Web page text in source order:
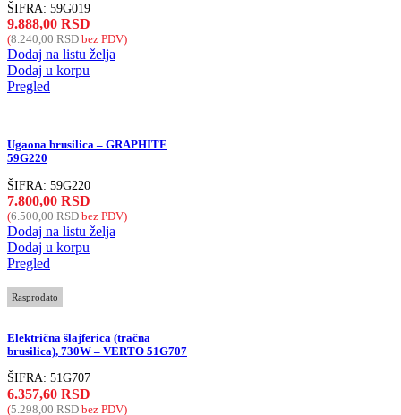
ŠIFRA: 59G019
9.888,00 RSD
(8.240,00 RSD bez PDV)
Dodaj na listu želja
Dodaj u korpu
Pregled
Ugaona brusilica – GRAPHITE
59G220
ŠIFRA: 59G220
7.800,00 RSD
(6.500,00 RSD bez PDV)
Dodaj na listu želja
Dodaj u korpu
Pregled
Rasprodato
Električna šlajferica (tračna
brusilica), 730W – VERTO 51G707
ŠIFRA: 51G707
6.357,60 RSD
(5.298,00 RSD bez PDV)